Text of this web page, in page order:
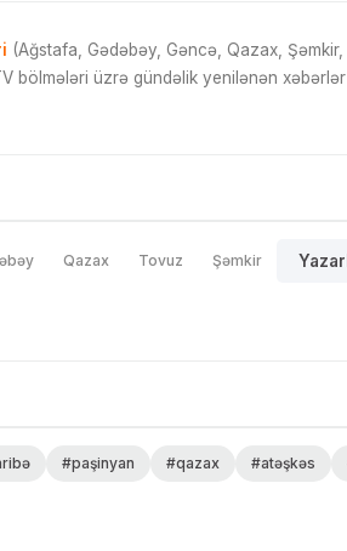
(Ağstafa, Gədəbəy, Gəncə, Qazax, Şəmkir,
üzrə gündəlik yenilənən xəbərlər
Qazax Tovuz Şəmkir
#paşinyan #qazax #atəşkəs